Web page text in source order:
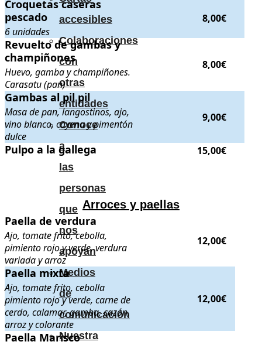
accesibles
Colaboraciones
con
otras
entidades
Conoce
a
las
personas
que
nos
apoyan
Medios
de
comunicación
Nuestra
Croquetas caseras pescado
Croquetas caseras
pescado
6 unidades
8,00€
Revuelto de gambas y champiñones
Revuelto de gambas y
champiñones
Huevo, gamba y champiñones.
Carasatu (pan)
8,00€
Gambas al pil pil . Masa de pan, langostinos, ajo, vino blanco,
Gambas al pil pil
Masa de pan, langostinos, ajo,
vino blanco, cayena y pimentón
dulce
9,00€
Pulpo a la gallega .. Precio:
Pulpo a la gallega 15,00€
Arroces y paellas
Paella de verdura . Ajo, tomate frito, cebolla, pimiento rojo y verde,
Paella de verdura
Ajo, tomate frito, cebolla,
pimiento rojo y verde, verdura
variada y arroz
12,00€
Paella mixta . Ajo, tomate frito, cebolla pimiento rojo y verde, carne
Paella mixta
Ajo, tomate frito, cebolla
pimiento rojo y verde, carne de
cerdo, calamar, gamba, cazón,
arroz y colorante
12,00€
Paella Marisco . Ajo, tomate frito, cebolla, pimiento rojo y verde,
Paella Marisco